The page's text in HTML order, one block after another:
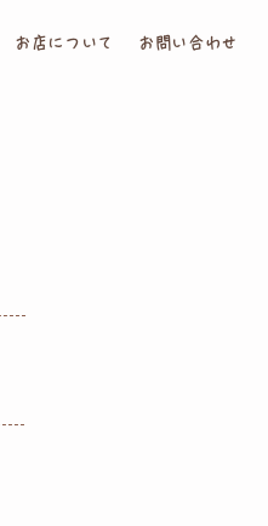
お店について お問い合わせ